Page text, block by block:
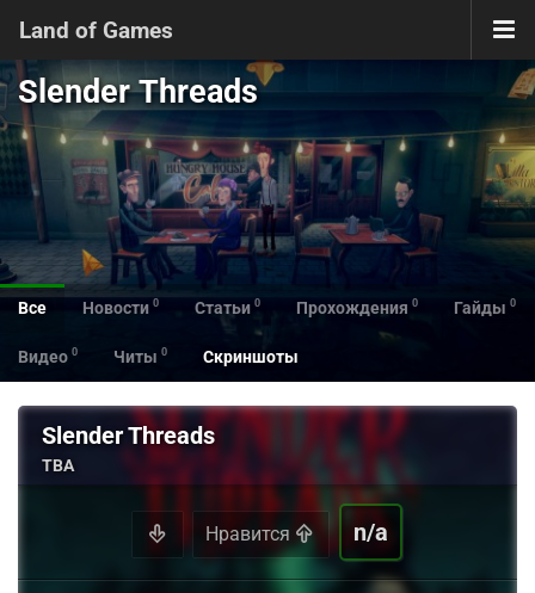
Land of Games
Slender Threads
Все Новости 0 Статьи 0 Прохождения 0 Гайды 0
Видео 0 Читы 0 Скриншоты
Slender Threads
TBA
Нравится n/a